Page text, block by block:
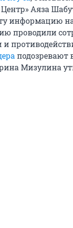
Аяза
информацию
проводили
и
подозревают
Мизулина